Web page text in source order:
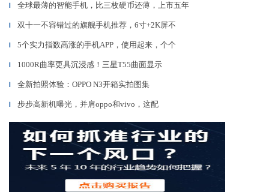
▎ 全球最薄的智能手机，比三枚硬币还薄，上市五年
▎ 双十一不容错过的旗舰手机推荐，6寸+2K屏不
▎ 5个实力指数高涨的手机APP，使用起来，个个
▎ 1000R曲率更具沉浸感！三星T55曲面显示
▎ 全新拍照体验：OPPO N3开箱实拍图集
▎ 步步高新机曝光，并肩oppo和vivo，这配